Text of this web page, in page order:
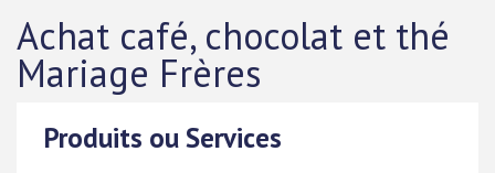
Achat café, chocolat et thé
Mariage Frères
Produits ou Services